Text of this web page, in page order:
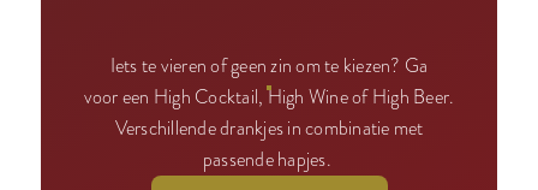
Iets te vieren of geen zin om te kiezen? Ga
voor een High Cocktail, High Wine of High Beer.
Verschillende drankjes in combinatie met
passende hapjes.